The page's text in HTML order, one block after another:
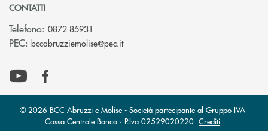
CONTATTI
Telefono: 0872 85931
PEC: bccabruzziemolise@pec.it(si apre l’app di posta elettronica)
© 2026 BCC Abruzzi e Molise - Società partecipante al Gruppo IVA
Cassa Centrale Banca · P.Iva 02529020220 Crediti